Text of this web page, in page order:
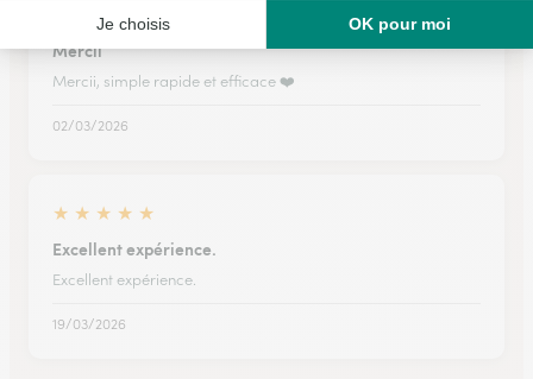
★ ★
★
Mercii
Mercii, simple rapide et efficace ❤️
02/03/2026
★ ★ ★ ★ ★
Excellent expérience.
Excellent expérience.
19/03/2026